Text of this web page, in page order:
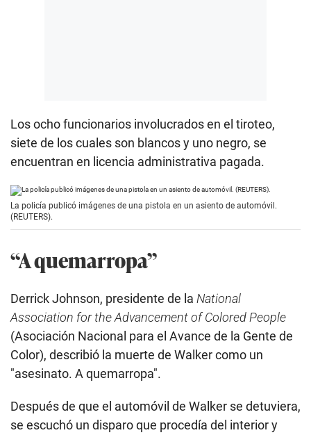
Los ocho funcionarios involucrados en el tiroteo,
siete de los cuales son blancos y uno negro, se
encuentran en licencia administrativa pagada.
La policía publicó imágenes de una pistola en un asiento de automóvil.
(REUTERS).
“A quemarropa”
Derrick Johnson, presidente de la National
Association for the Advancement of Colored People
(Asociación Nacional para el Avance de la Gente de
Color), describió la muerte de Walker como un
"asesinato. A quemarropa".
Después de que el automóvil de Walker se detuviera,
se escuchó un disparo que procedía del interior y